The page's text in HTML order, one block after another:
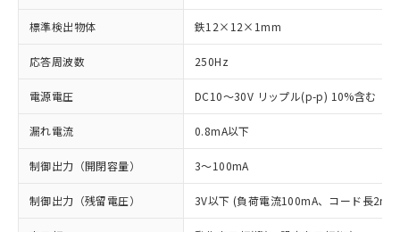
標準検出物体 鉄12×12×1mm
応答周波数 250Hz
電源電圧 DC10～30V リップル(p-p) 10%含む
漏れ電流 0.8mA以下
制御出力（開閉容量） 3～100mA
制御出力（残留電圧） 3V以下 (負荷電流100mA、コード長2m